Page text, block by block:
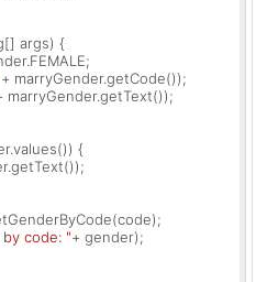
args) {
+ marryGender.getCode());
marryGender.getText());
{
code: "+ gender);